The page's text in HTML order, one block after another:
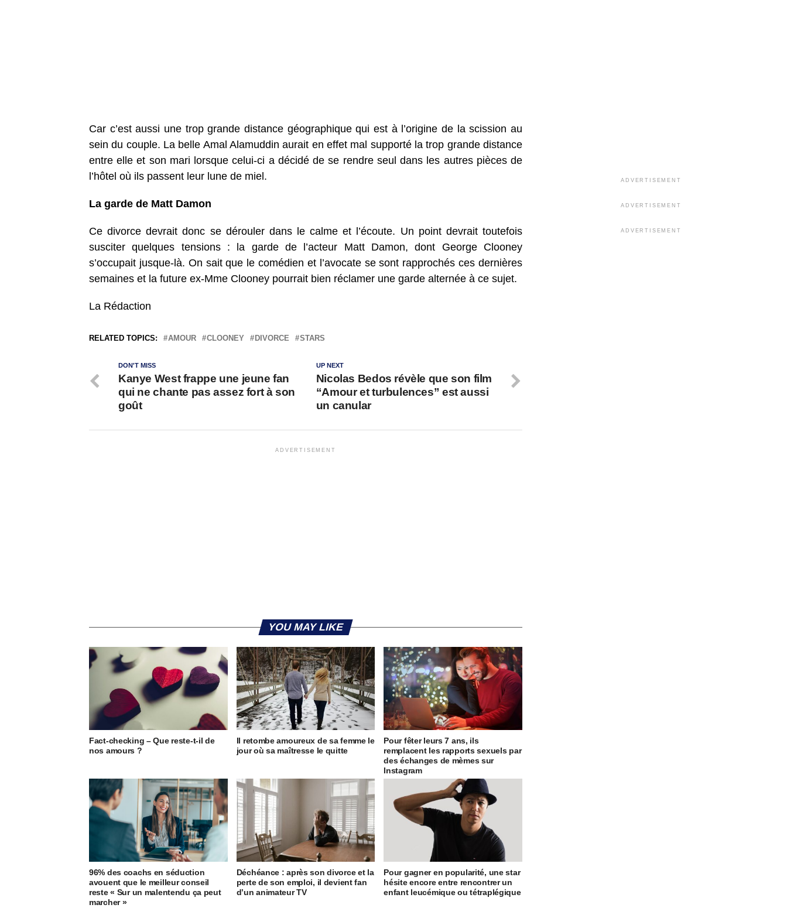
Car c’est aussi une trop grande distance géographique qui est à l’origine de la scission au
sein du couple. La belle Amal Alamuddin aurait en effet mal supporté la trop grande distance
entre elle et son mari lorsque celui-ci a décidé de se rendre seul dans les autres pièces de
l’hôtel où ils passent leur lune de miel.
La garde de Matt Damon
Ce divorce devrait donc se dérouler dans le calme et l’écoute. Un point devrait toutefois
susciter quelques tensions : la garde de l’acteur Matt Damon, dont George Clooney
s’occupait jusque-là. On sait que le comédien et l’avocate se sont rapprochés ces dernières
semaines et la future ex-Mme Clooney pourrait bien réclamer une garde alternée à ce sujet.
La Rédaction
RELATED TOPICS: AMOUR CLOONEY DIVORCE STARS
UP NEXT
Nicolas Bedos révèle que son film
“Amour et turbulences” est aussi
un canular
DON'T MISS
Kanye West frappe une jeune fan
qui ne chante pas assez fort à son
goût
ADVERTISEMENT
YOU MAY LIKE
Fact-checking – Que reste-t-il de
nos amours ?
Il retombe amoureux de sa femme le
jour où sa maîtresse le quitte
Pour fêter leurs 7 ans, ils
remplacent les rapports sexuels par
des échanges de mèmes sur
Instagram
96% des coachs en séduction
avouent que le meilleur conseil
reste « Sur un malentendu ça peut
marcher »
Déchéance : après son divorce et la
perte de son emploi, il devient fan
d’un animateur TV
Pour gagner en popularité, une star
hésite encore entre rencontrer un
enfant leucémique ou tétraplégique
ADVERTISEMENT
ADVERTISEMENT
ADVERTISEMENT